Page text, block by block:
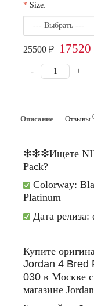
Size:
25500 ₽
+
-
Описание Отзывы
❇❇❇Ищете
Pack?
Colorway:
Platinum
Дата релиза:
Купите
Jordan 4 Bred
030 в Москве с
магазине